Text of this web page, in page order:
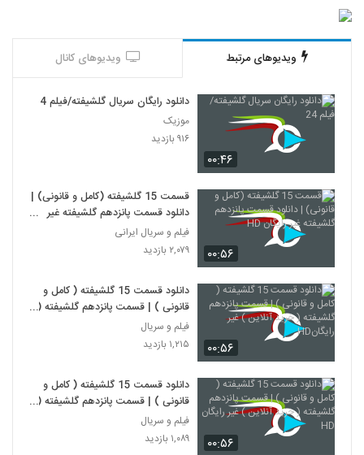
ویدیوهای مرتبط ویدیوهای کانال
۰۰:۴۶
دانلود رایگان سریال گلشیفته/فیلم 24
موزیک
۹۱۶ بازدید
۰۰:۵۶
قسمت 15 گلشیفته (کامل و قانونی) |
دانلود قسمت پانزدهم گلشیفته غیر
رایگان HD
فیلم و سریال ایرانی
۲,۰۷۹ بازدید
۰۰:۵۶
دانلود قسمت 15 گلشیفته ( کامل و
قانونی ) | قسمت پانزدهم گلشیفته (
خرید آنلاین ) غیر رایگانHD
فیلم و سریال
۱,۲۱۵ بازدید
۰۰:۵۶
دانلود قسمت 15 گلشیفته ( کامل و
قانونی ) | قسمت پانزدهم گلشیفته (
خرید آنلاین ) غیر رایگان HD
فیلم و سریال
۱,۰۸۹ بازدید